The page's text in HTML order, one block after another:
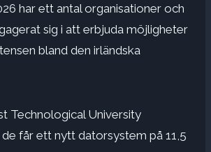
har ett antal organisationer och
sig i att erbjuda möjligheter
bland den irländska
Technological University
får ett nytt datorsystem på 11,5